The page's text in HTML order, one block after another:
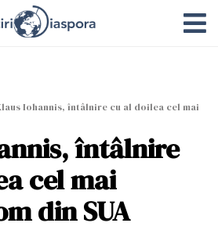
Iohannis, întâlnire cu al doilea cel mai
întâlnire
cel mai
din SUA